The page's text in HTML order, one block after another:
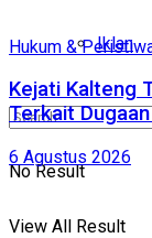
Iklan
No Result
View All Result
Hukum &
Kejati Kalteng
Terkait
6 Agustus 2026